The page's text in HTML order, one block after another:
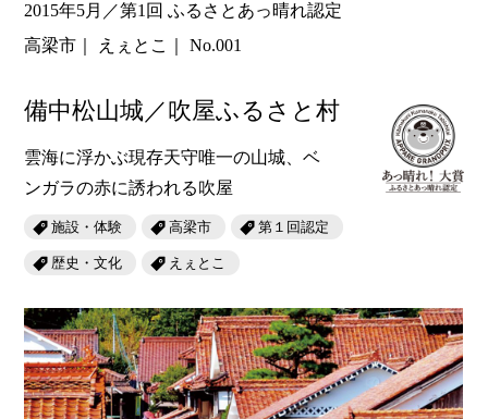
2015年5月／第1回 ふるさとあっ晴れ認定
高梁市
えぇとこ No.001
備中松山城／吹屋ふるさと村
雲海に浮かぶ現存天守唯一の山城、ベ
ンガラの赤に誘われる吹屋
施設・体験 高梁市 第１回認定
歴史・文化 えぇとこ